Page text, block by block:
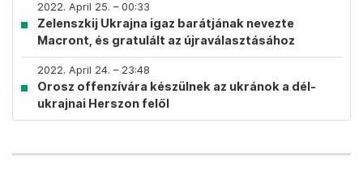
2022. April 25. – 00:33
Zelenszkij Ukrajna igaz barátjának nevezte
Macront, és gratulált az újraválasztásához
2022. April 24. – 23:48
Orosz offenzívára készülnek az ukránok a dél-
ukrajnai Herszon felől